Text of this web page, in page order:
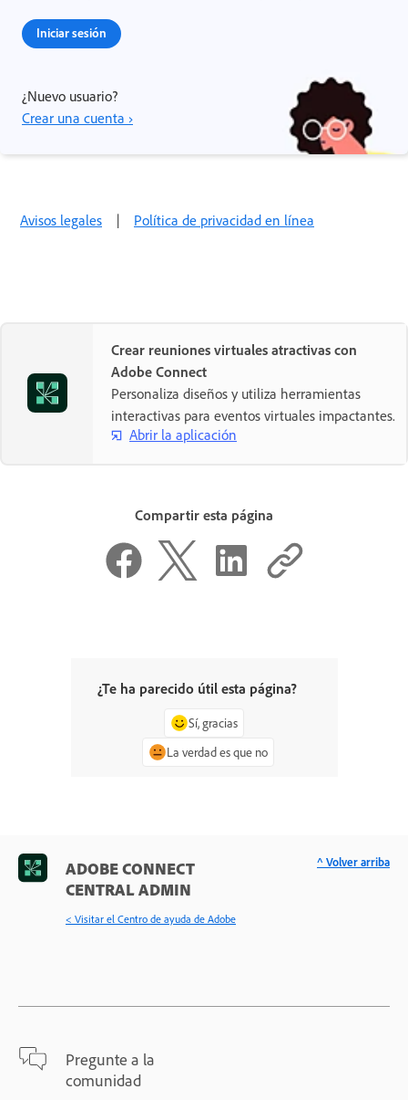
Iniciar sesión
¿Nuevo usuario?
Crear una cuenta ›
Avisos legales | Política de privacidad en línea
Crear reuniones virtuales atractivas con
Adobe Connect
Personaliza diseños y utiliza herramientas
interactivas para eventos virtuales impactantes.
Abrir la aplicación
Compartir esta página
¿Te ha parecido útil esta página?
Sí, gracias
La verdad es que no
ADOBE CONNECT
CENTRAL ADMIN
< Visitar el Centro de ayuda de Adobe
Pregunte a la
comunidad
^ Volver arriba